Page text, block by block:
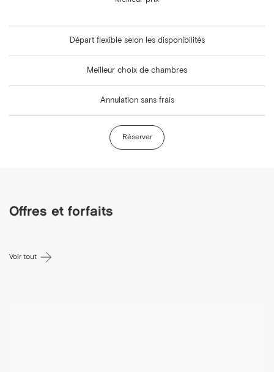
Départ flexible selon les disponibilités
Meilleur choix de chambres
Annulation sans frais
Réserver
Offres et forfaits
Voir tout